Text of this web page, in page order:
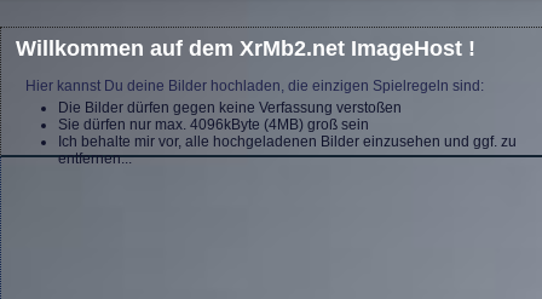
Willkommen auf dem XrMb2.net ImageHost !
Hier kannst Du deine Bilder hochladen, die einzigen Spielregeln sind:
Die Bilder dürfen gegen keine Verfassung verstoßen
Sie dürfen nur max. 4096kByte (4MB) groß sein
Ich behalte mir vor, alle hochgeladenen Bilder einzusehen und ggf. zu
entfernen...